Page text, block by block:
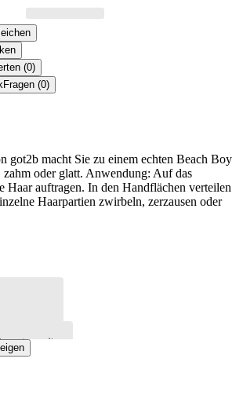
(0)
Fragen (0)
got2b macht Sie zu einem echten Beach Boy
zahm oder glatt. Anwendung: Auf das
Haar auftragen. In den Handflächen verteilen
Haarpartien zwirbeln, zerzausen oder